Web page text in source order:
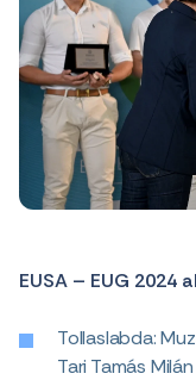
EUSA – EUG 2024
Tollaslabda:
Tari Tamás Milán